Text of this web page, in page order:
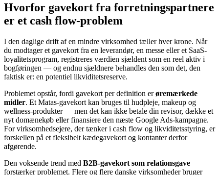
Hvorfor gavekort fra forretningspartnere
er et cash flow-problem
I den daglige drift af en mindre virksomhed tæller hver krone. Når
du modtager et gavekort fra en leverandør, en messe eller et SaaS-
loyalitetsprogram, registreres værdien sjældent som en reel aktiv i
bogføringen — og endnu sjældnere behandles den som det, den
faktisk er: en potentiel likviditetsreserve.
Problemet opstår, fordi gavekort per definition erøremærkede
midler. Et Matas-gavekort kan bruges til hudpleje, makeup og
wellness-produkter — men det kan ikke betale din revisor, dække et
nyt domænekøb eller finansiere den næste Google Ads-kampagne.
For virksomhedsejere, der tænker i cash flow og likviditetsstyring, er
forskellen på et fleksibelt kædegavekort og kontanter derfor
afgørende.
Den voksende trend med B2B-gavekort som relationsgave
forstærker problemet. Flere og flere danske virksomheder bruger